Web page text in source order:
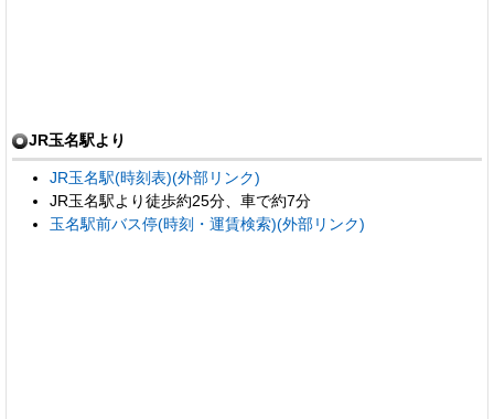
JR玉名駅より
JR玉名駅(時刻表)(外部リンク)
JR玉名駅より徒歩約25分、車で約7分
玉名駅前バス停(時刻・運賃検索)(外部リンク)